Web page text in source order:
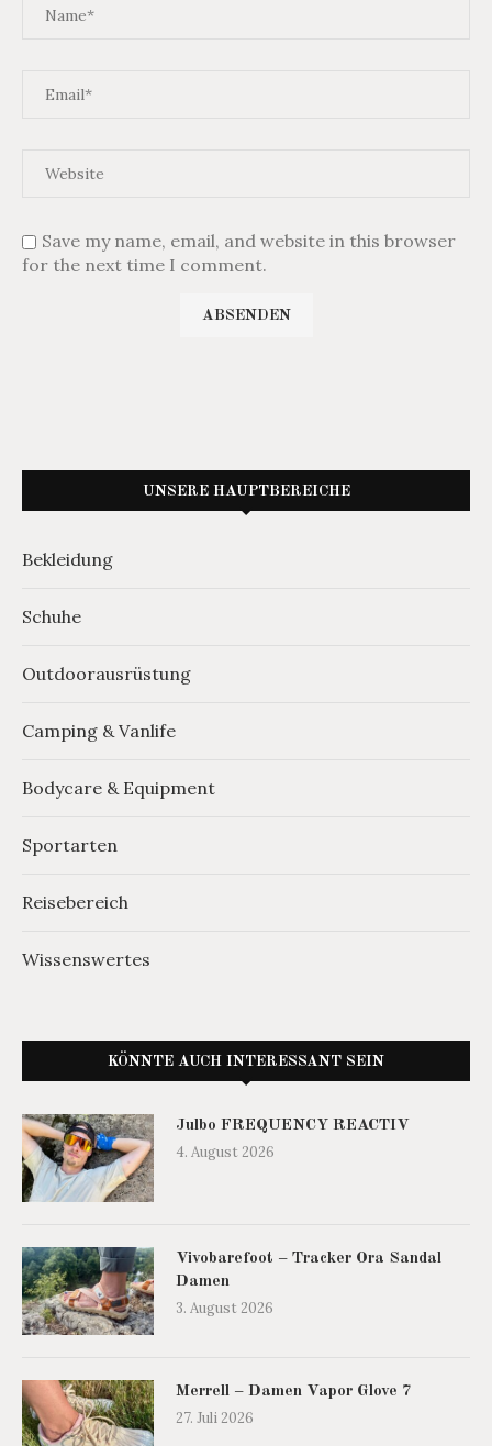
Save my name, email, and website in this browser
for the next time I comment.
UNSERE HAUPTBEREICHE
Bekleidung
Schuhe
Outdoorausrüstung
Camping & Vanlife
Bodycare & Equipment
Sportarten
Reisebereich
Wissenswertes
KÖNNTE AUCH INTERESSANT SEIN
Julbo FREQUENCY REACTIV
4. August 2026
Vivobarefoot – Tracker Ora Sandal
Damen
3. August 2026
Merrell – Damen Vapor Glove 7
27. Juli 2026